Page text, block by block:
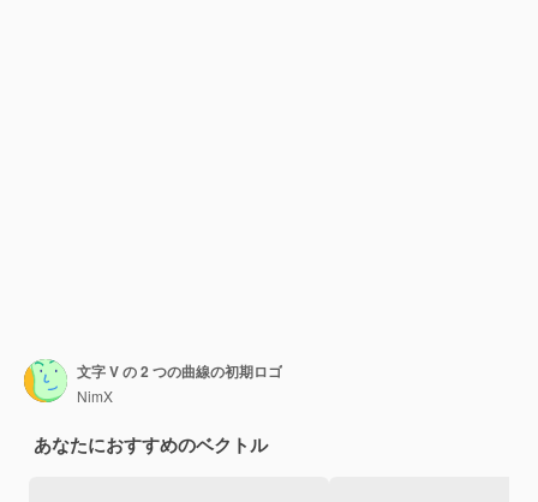
文字 V の 2 つの曲線の初期ロゴ
NimX
あなたにおすすめのベクトル